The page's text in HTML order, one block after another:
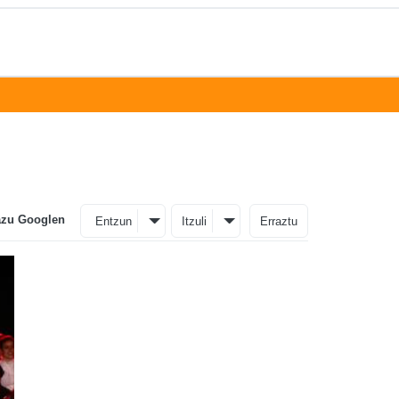
Googlen Entzun Itzuli Erraztu